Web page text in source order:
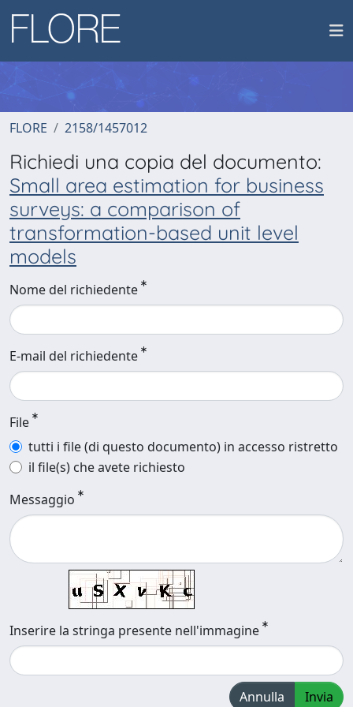
FLORE 2158/1457012
Richiedi una copia del documento:
Small area estimation for business
surveys: a comparison of
transformation-based unit level
models
Nome del richiedente
E-mail del richiedente
File
tutti i file (di questo documento) in accesso ristretto
il file(s) che avete richiesto
Messaggio
Inserire la stringa presente nell'immagine
Annulla Invia